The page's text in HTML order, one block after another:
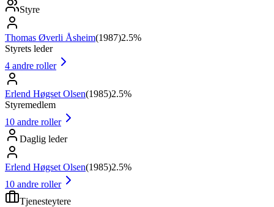
Styre
Thomas Øverli Åsheim(1987)2.5%
Styrets leder
4 andre roller
Erlend Høgset Olsen(1985)2.5%
Styremedlem
10 andre roller
Daglig leder
Erlend Høgset Olsen(1985)2.5%
10 andre roller
Tjenesteytere